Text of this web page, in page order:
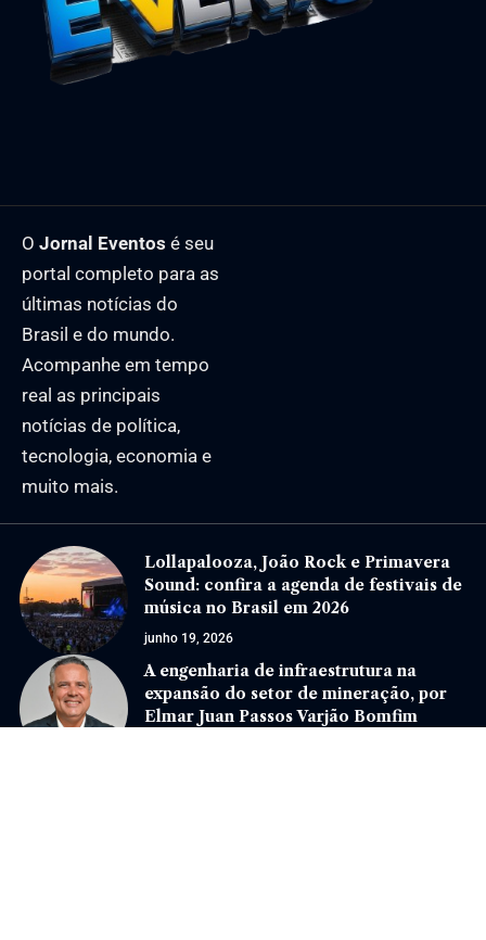
O Jornal Eventos é seu
portal completo para as
últimas notícias do
Brasil e do mundo.
Acompanhe em tempo
real as principais
notícias de política,
tecnologia, economia e
muito mais.
Lollapalooza, João Rock e Primavera
Sound: confira a agenda de festivais de
música no Brasil em 2026
junho 19, 2026
A engenharia de infraestrutura na
expansão do setor de mineração, por
Elmar Juan Passos Varjão Bomfim